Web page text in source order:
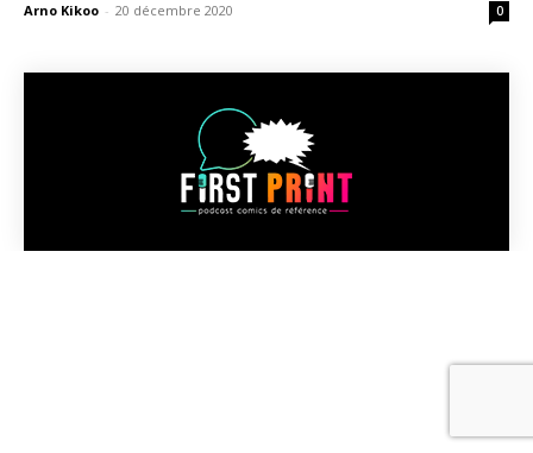
Arno Kikoo - 20 décembre 2020 0